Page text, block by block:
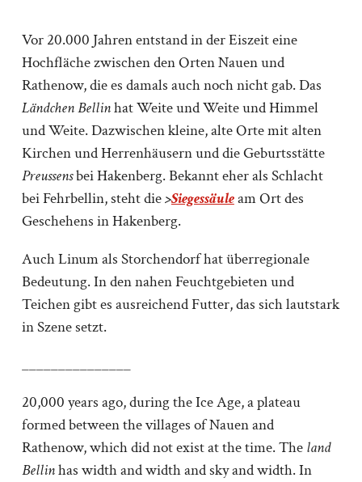
Vor 20.000 Jahren entstand in der Eiszeit eine
Hochfläche zwischen den Orten Nauen und
Rathenow, die es damals auch noch nicht gab. Das
Ländchen Bellinhat Weite und Weite und Himmel
und Weite. Dazwischen kleine, alte Orte mit alten
Kirchen und Herrenhäusern und die Geburtsstätte
Preussensbei Hakenberg. Bekannt eher als Schlacht
bei Fehrbellin, steht die>Siegessäuleam Ort des
Geschehens in Hakenberg.
Auch Linum als Storchendorf hat überregionale
Bedeutung. In den nahen Feuchtgebieten und
Teichen gibt es ausreichend Futter, das sich lautstark
in Szene setzt.
_______________
20,000 years ago, during the Ice Age, a plateau
formed between the villages of Nauen and
Rathenow, which did not exist at the time. The land
Bellinhas width and width and sky and width. In